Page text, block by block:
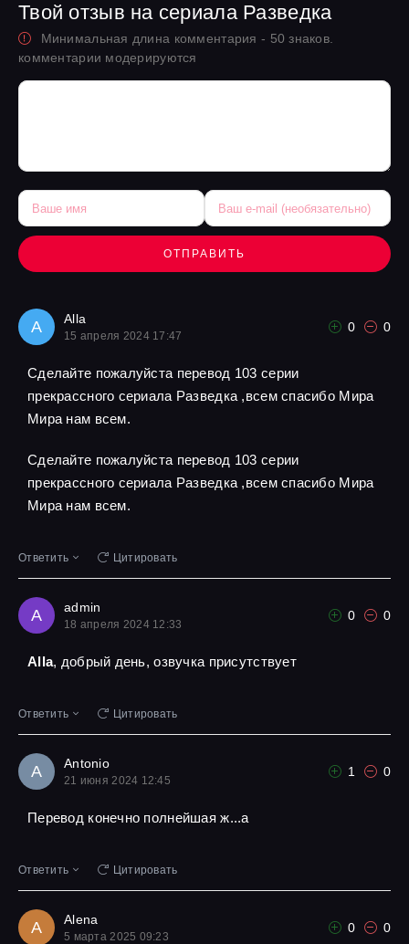
Твой отзыв на сериала Разведка
Минимальная длина комментария - 50 знаков.
комментарии модерируются
ОТПРАВИТЬ
A Alla
15 апреля 2024 17:47
0 0
Сделайте пожалуйста перевод 103 серии
прекрассного сериала Разведка ,всем спасибо Мира
Мира нам всем.
Сделайте пожалуйста перевод 103 серии
прекрассного сериала Разведка ,всем спасибо Мира
Мира нам всем.
Ответить Цитировать
A admin
18 апреля 2024 12:33
0 0
Alla, добрый день, озвучка присутствует
Ответить Цитировать
A Antonio
21 июня 2024 12:45
1 0
Перевод конечно полнейшая ж...а
Ответить Цитировать
A Alena
5 марта 2025 09:23
0 0